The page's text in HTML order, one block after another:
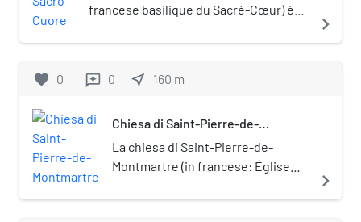
francese basilique du Sacré-Cœur) è
Francia, situato sulla sommità della
XV l’ha elevata al rango di Basilica
ha inoltre la caratteristica di non
trattenere polvere e smog, così dopo
ogni pioggia il "Sacré-Cœur" risulta
ancora più splendente.
navigate_next
favorite 0 reviews 0 near_me 160 m
Chiesa di Saint-Pierre-de-
La chiesa di Saint-Pierre-de-
Montmartre (in francese: Église
luogo di culto cattolico del XVIII
navigate_next